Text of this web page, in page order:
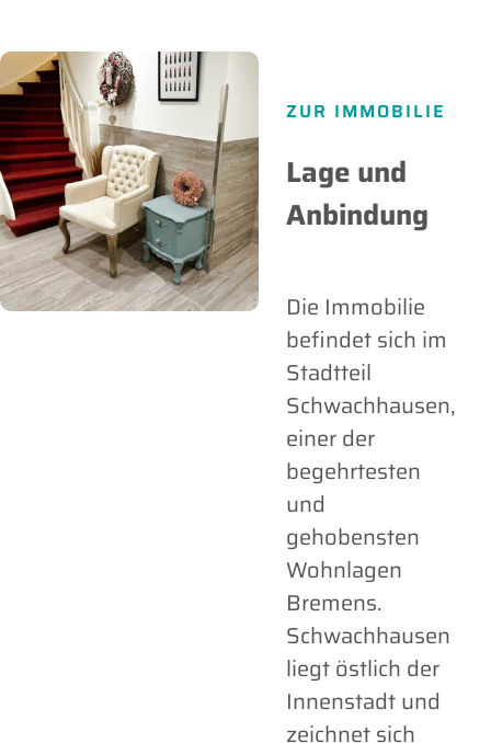
ZUR IMMOBILIE
Lage und
Anbindung
Die Immobilie
befindet sich im
Stadtteil
Schwachhausen,
einer der
begehrtesten
und
gehobensten
Wohnlagen
Bremens.
Schwachhausen
liegt östlich der
Innenstadt und
zeichnet sich